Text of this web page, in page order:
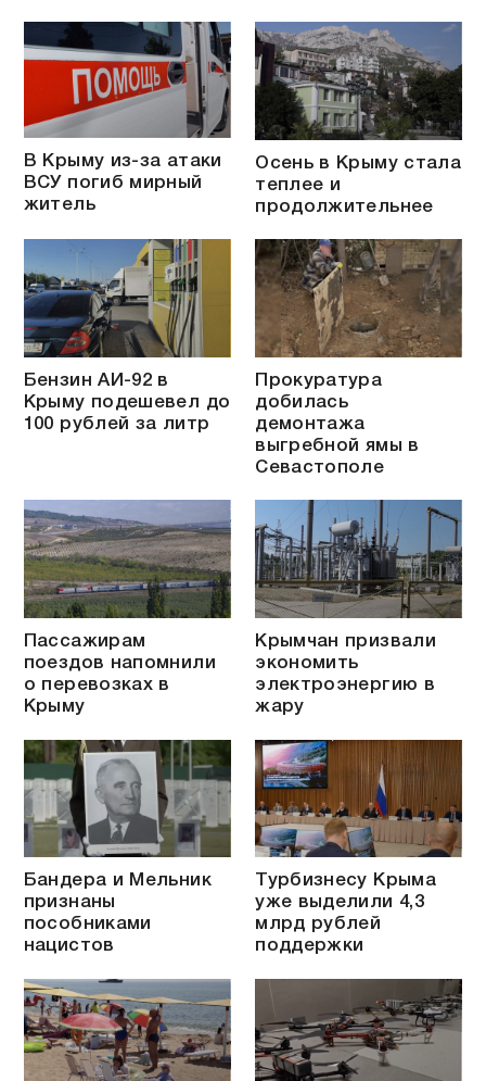
В Крыму из-за атаки
ВСУ погиб мирный
житель
Осень в Крыму стала
теплее и
продолжительнее
Бензин АИ-92 в
Крыму подешевел до
100 рублей за литр
Прокуратура
добилась
демонтажа
выгребной ямы в
Севастополе
Пассажирам
поездов напомнили
о перевозках в
Крыму
Крымчан призвали
экономить
электроэнергию в
жару
Бандера и Мельник
признаны
пособниками
нацистов
Турбизнесу Крыма
уже выделили 4,3
млрд рублей
поддержки